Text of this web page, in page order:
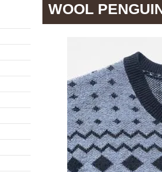
WOOL